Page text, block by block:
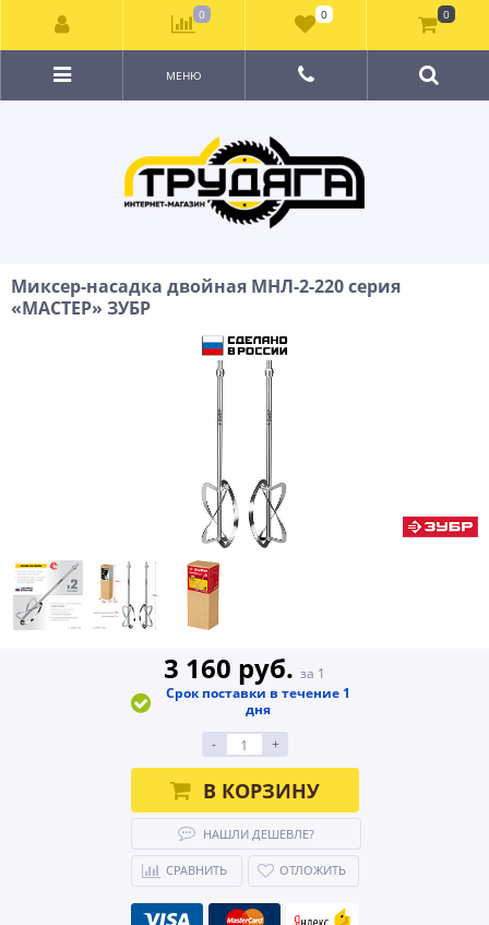
МЕНЮ
Миксер-насадка двойная МНЛ-2-220 серия
«МАСТЕР» ЗУБР
3 160 руб. за 1
Срок поставки в течение 1
дня
-
+
В КОРЗИНУ
НАШЛИ ДЕШЕВЛЕ?
СРАВНИТЬ ОТЛОЖИТЬ
0 0 0